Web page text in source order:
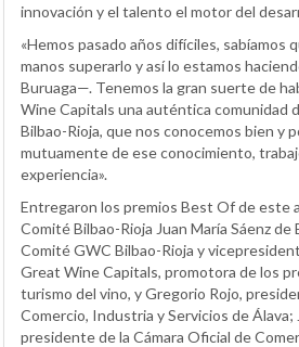
innovación y el talento el motor del
«Hemos pasado años difíciles, sabíamos
manos superarlo y así lo estamos
Buruaga—. Tenemos la gran suerte de
Wine Capitals una auténtica comunidad
Bilbao-Rioja, que nos conocemos bien y
mutuamente de ese conocimiento,
experiencia».
Entregaron los premios Best Of de este
Comité Bilbao-Rioja Juan María Sáenz
Comité GWC Bilbao-Rioja y
Great Wine Capitals, promotora de los
turismo del vino, y Gregorio Rojo,
Comercio, Industria y Servicios de Álava;
presidente de la Cámara Oficial de